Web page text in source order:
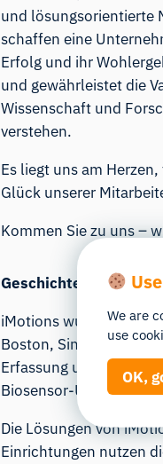
und lösungsorientierte
schaffen eine
Erfolg und ihr
und gewährleistet die
Wissenschaft und
verstehen.
Es liegt uns am
Glück unserer
Kommen Sie zu uns –
Geschichte
iMotions wurde 2005
Boston, Singapur,
Erfassung und
Biosensor-
Die Lösungen von
Einrichtungen nutzen
We are
use
OK,